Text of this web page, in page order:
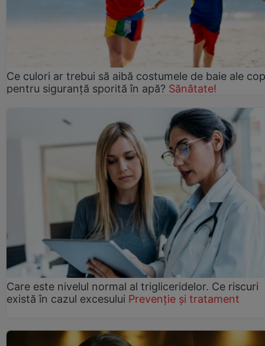
Ce culori ar trebui să aibă costumele de baie ale
pentru siguranță sporită în apă? Sănătate!
Care este nivelul normal al trigliceridelor. Ce riscuri
există în cazul excesului Prevenție și tratament